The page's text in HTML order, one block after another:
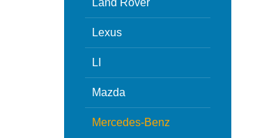
Land Rover
Lexus
LI
Mazda
Mercedes-Benz